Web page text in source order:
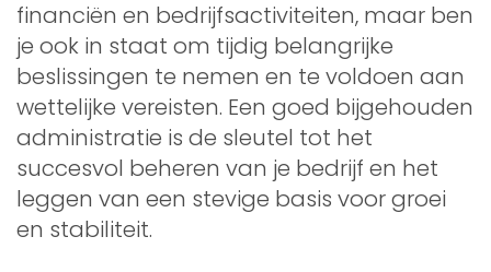
financiën en bedrijfsactiviteiten, maar ben
je ook in staat om tijdig belangrijke
beslissingen te nemen en te voldoen aan
wettelijke vereisten. Een goed bijgehouden
administratie is de sleutel tot het
succesvol beheren van je bedrijf en het
leggen van een stevige basis voor groei
en stabiliteit.